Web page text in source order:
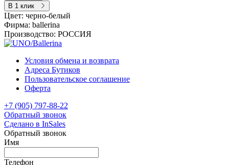
В 1 клик
Цвет: черно-белый
Фирма: ballerina
Производство: РОССИЯ
Условия обмена и возврата
Адреса Бутиков
Пользовательское соглашение
Оферта
+7 (905) 797-88-22
Обратный звонок
Сделано в InSales
Обратный звонок
Имя
Телефон